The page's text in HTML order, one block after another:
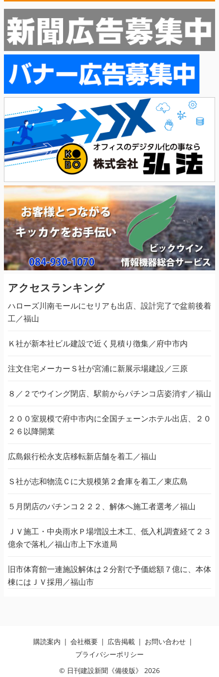
アクセスランキング
ハローズ川南モールにセリアも出店、設計完了で盆前後着
工／福山
Ｋ社が新本社ビル建設で近く見積り徴集／府中市内
注文住宅メーカーＳ社が宮浦に新展示場建設／三原
８／２でウイング閉店、駅前からパチンコ店姿消す／福山
２００室規模で府中市内に全国チェーンホテル出店、２０
２６以降開業
広島銀行松永支店移転新店舗を着工／福山
Ｓ社が志和物流Ｃに大規模第２倉庫を着工／東広島
５月閉店のパチンコ２２２、解体へ施工者選考／福山
ＪＶ施工・中央雨水Ｐ場増設土木工、低入札調査経て２３
億余で落札／福山市上下水道局
旧市体育館一連施設解体は２分割で予価総額７億に、本体
棟にはＪＶ採用／福山市
購読案内 会社概要 広告掲載
お問い合わせ
プライバシーポリシー
© 日刊建設新聞《備後版》 2026